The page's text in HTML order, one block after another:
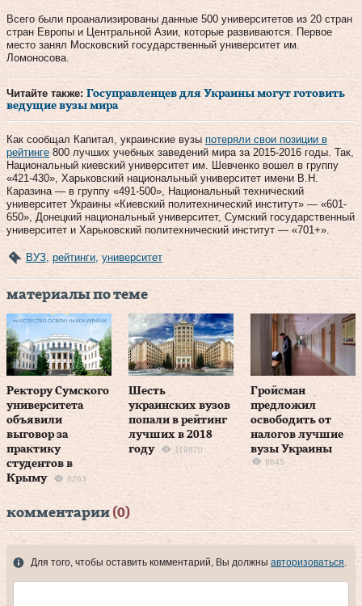
Всего были проанализированы данные 500 университетов из 20 стран
стран Европы и Центральной Азии, которые развиваются. Первое
место занял Московский государственный университет им.
Ломоносова.
Читайте также: ​Госуправленцев для Украины могут готовить
ведущие вузы мира
Как сообщал Капитал, украинские вузы потеряли свои позиции в
рейтинге 800 лучших учебных заведений мира за 2015-2016 годы. Так,
Национальный киевский университет им. Шевченко вошел в группу
«421-430», Харьковский национальный университет имени В.Н.
Каразина — в группу «491-500», Национальный технический
университет Украины «Киевский политехнический институт» — «601-
650», Донецкий национальный университет, Сумский государственный
университет и Харьковский политехнический институт — «701+».
ВУЗ рейтинги университет
материалы по теме
Ректору Сумского
университета
объявили
выговор за
практику
студентов в
Крыму
8263
Шесть
украинских вузов
попали в рейтинг
лучших в 2018
году
119870
Гройсман
предложил
освободить от
налогов лучшие
вузы Украины
9645
комментарии (0)
Для того, чтобы оставить комментарий, Вы должны авторизоваться.